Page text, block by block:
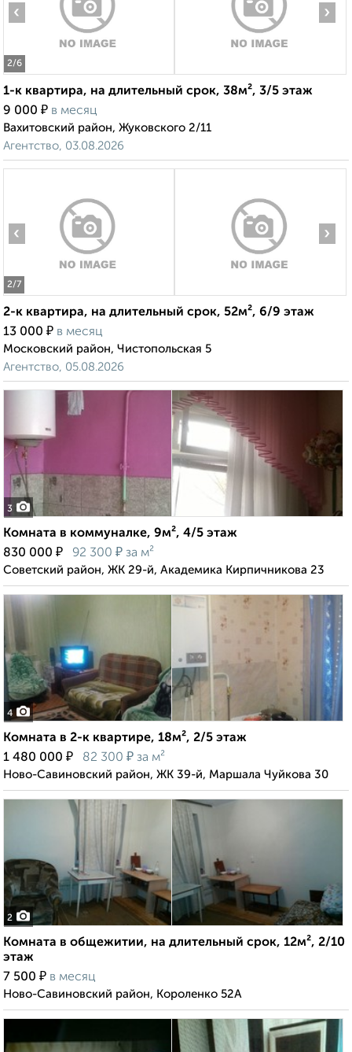
2/6
‹ ›
1-к квартира, на длительный срок, 38м², 3/5 этаж
9 000 ₽ в месяц
Вахитовский район, Жуковского 2/11
Агентство, 03.08.2026
2/7
‹ ›
2-к квартира, на длительный срок, 52м², 6/9 этаж
13 000 ₽ в месяц
Московский район, Чистопольская 5
Агентство, 05.08.2026
3
Комната в коммуналке, 9м², 4/5 этаж
830 000 ₽ 92 300 ₽ за м²
Советский район, ЖК 29-й, Академика Кирпичникова 23
4
Комната в 2-к квартире, 18м², 2/5 этаж
1 480 000 ₽ 82 300 ₽ за м²
Ново-Савиновский район, ЖК 39-й, Маршала Чуйкова 30
2
Комната в общежитии, на длительный срок, 12м², 2/10
этаж
7 500 ₽ в месяц
Ново-Савиновский район, Короленко 52А